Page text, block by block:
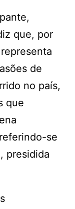
que, por
de
no país,
que
se
presidida